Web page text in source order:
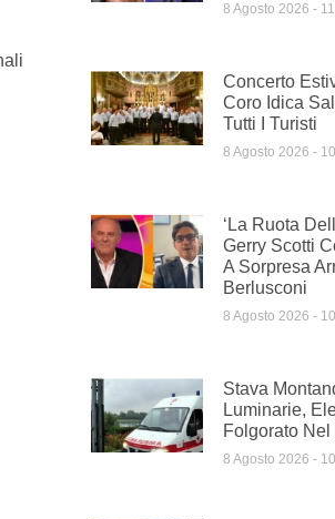
8 Agosto 2026
Concerto
Coro Idica
Tutti I Turisti
8 Agosto 2026
‘La Ruota
Gerry Scotti
A Sorpresa
Berlusconi
8 Agosto 2026
Stava
Luminarie,
Folgorato
8 Agosto 2026